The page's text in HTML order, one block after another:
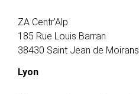
ZA Centr'Alp
185 Rue Louis Barran
38430 Saint Jean de Moirans
Lyon